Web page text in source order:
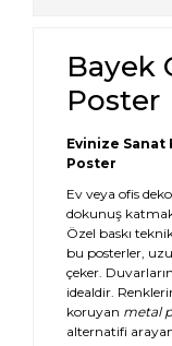
Bayek
Poster
Evinize Sanat
Poster
Ev veya ofis
dokunuş
Özel baskı
bu posterler,
çeker.
idealdir.
koruyan metal
alternatifi